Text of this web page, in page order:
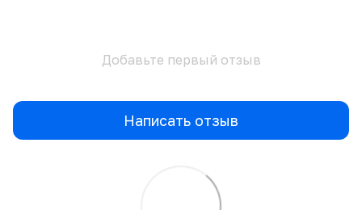
Добавьте первый отзыв
Написать отзыв